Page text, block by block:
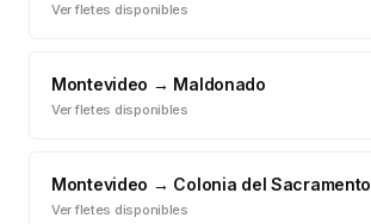
Ver fletes disponibles
Montevideo → Maldonado
Ver fletes disponibles
Montevideo → Colonia del Sacramento
Ver fletes disponibles